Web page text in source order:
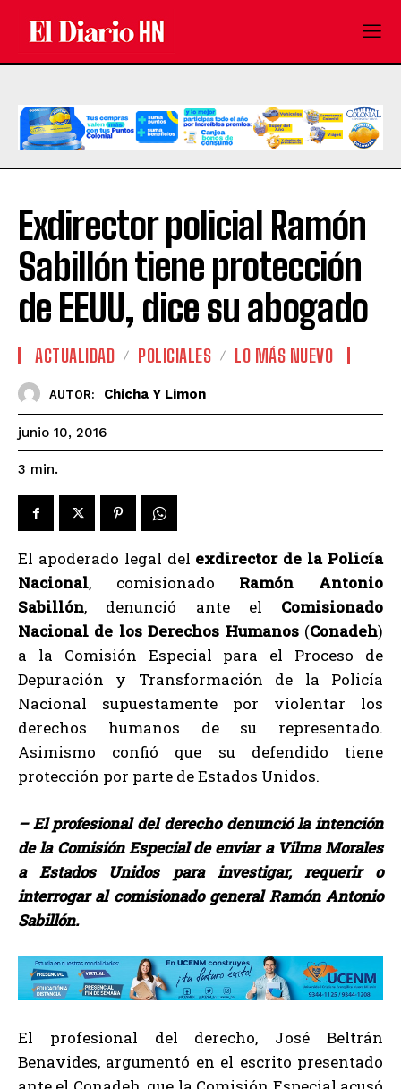
Exdirector policial Ramón
Sabillón tiene protección
de EEUU, dice su abogado
ACTUALIDAD POLICIALES LO MÁS NUEVO
AUTOR: Chicha Y Limon
junio 10, 2016
3 min.
El apoderado legal del exdirector de la Policía
Nacional, comisionado Ramón Antonio
Sabillón, denunció ante el Comisionado
Nacional de los Derechos Humanos(Conadeh)
a la Comisión Especial para el Proceso de
Depuración y Transformación de la Policía
Nacional supuestamente por violentar los
derechos humanos de su representado.
Asimismo confió que su defendido tiene
protección por parte de Estados Unidos.
– El profesional del derecho denunció la intención
de la Comisión Especial de enviar a Vilma Morales
a Estados Unidos para investigar, requerir o
interrogar al comisionado general Ramón Antonio
Sabillón.
El profesional del derecho, José Beltrán
Benavides, argumentó en el escrito presentado